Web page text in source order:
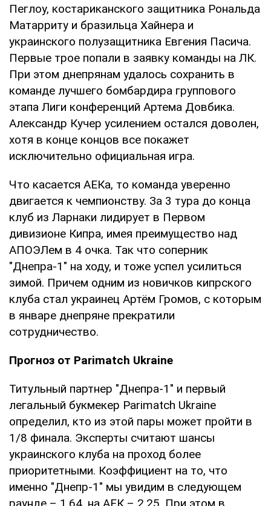
Пеглоу, костариканского защитника Рональда
Матарриту и бразильца Хайнера и
украинского полузащитника Евгения Пасича.
Первые трое попали в заявку команды на ЛК.
При этом днепрянам удалось сохранить в
команде лучшего бомбардира группового
этапа Лиги конференций Артема Довбика.
Александр Кучер усилением остался доволен,
хотя в конце концов все покажет
исключительно официальная игра.
Что касается АЕКа, то команда уверенно
двигается к чемпионству. За 3 тура до конца
клуб из Ларнаки лидирует в Первом
дивизионе Кипра, имея преимущество над
АПОЭЛем в 4 очка. Так что соперник
"Днепра-1" на ходу, и тоже успел усилиться
зимой. Причем одним из новичков кипрского
клуба стал украинец Артём Громов, с которым
в январе днепряне прекратили
сотрудничество.
Прогноз от Parimatch Ukraine
Титульный партнер "Днепра-1" и первый
легальный букмекер Parimatch Ukraine
определил, кто из этой пары может пройти в
1/8 финала. Эксперты считают шансы
украинского клуба на проход более
приоритетными. Коэффициент на то, что
именно "Днепр-1" мы увидим в следующем
раунде – 1.64, на АЕК – 2.25. При этом в